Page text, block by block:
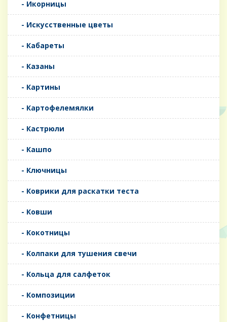
- Икорницы
- Искусственные цветы
- Кабареты
- Казаны
- Картины
- Картофелемялки
- Кастрюли
- Кашпо
- Ключницы
- Коврики для раскатки теста
- Ковши
- Кокотницы
- Колпаки для тушения свечи
- Кольца для салфеток
- Композиции
- Конфетницы